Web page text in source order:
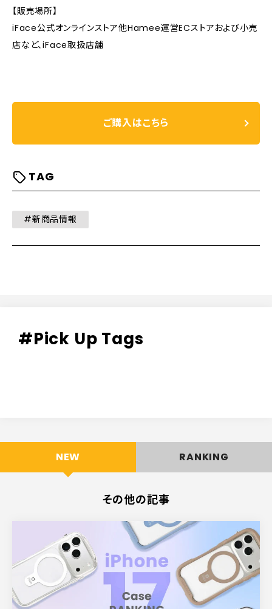
【販売場所】
iFace公式オンラインストア他Hamee運営ECストアおよび小売
店など、iFace取扱店舗
ご購入はこちら
TAG
#新商品情報
#Pick Up Tags
NEW RANKING
その他の記事